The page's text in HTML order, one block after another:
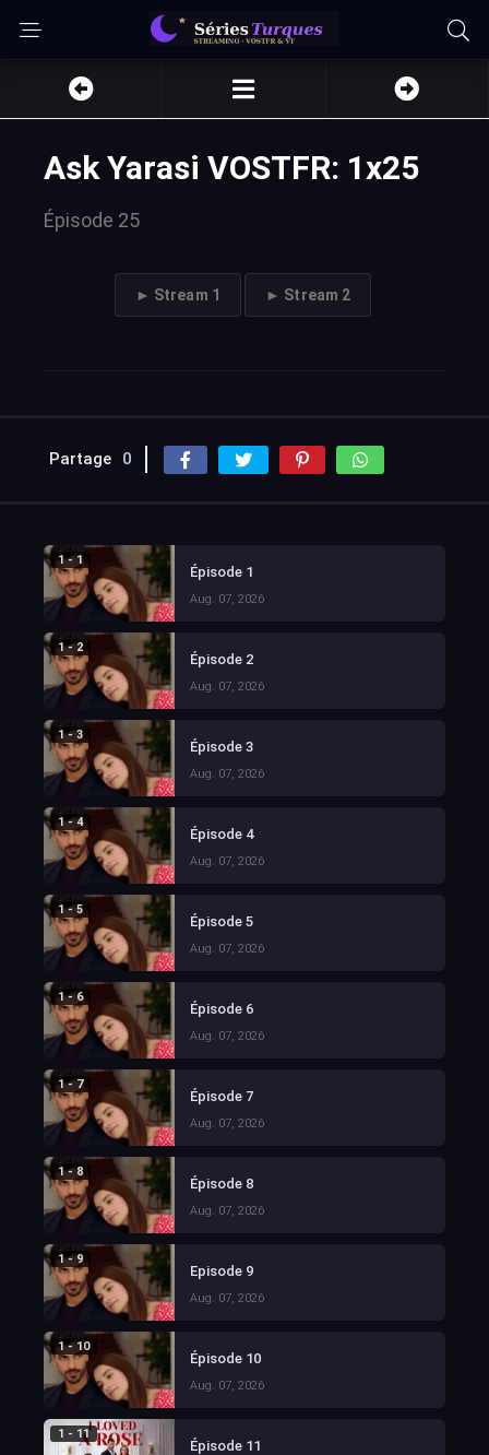
Ask Yarasi VOSTFR: 1x25
Épisode 25
► Stream 1 ► Stream 2
Partage 0
1 - 1
Épisode 1
Aug. 07, 2026
1 - 2
Épisode 2
Aug. 07, 2026
1 - 3
Épisode 3
Aug. 07, 2026
1 - 4
Épisode 4
Aug. 07, 2026
1 - 5
Épisode 5
Aug. 07, 2026
1 - 6
Épisode 6
Aug. 07, 2026
1 - 7
Épisode 7
Aug. 07, 2026
1 - 8
Épisode 8
Aug. 07, 2026
1 - 9
Episode 9
Aug. 07, 2026
1 - 10
Épisode 10
Aug. 07, 2026
1 - 11
Épisode 11